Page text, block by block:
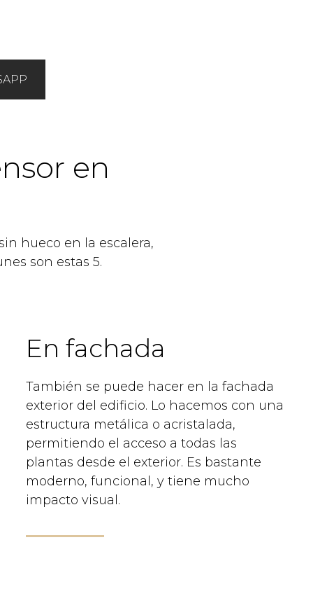
en
hueco en la escalera,
son estas 5.
En fachada
También se puede hacer en la fachada
exterior del edificio. Lo hacemos con una
estructura metálica o acristalada,
permitiendo el acceso a todas las
plantas desde el exterior. Es bastante
moderno, funcional, y tiene mucho
impacto visual.